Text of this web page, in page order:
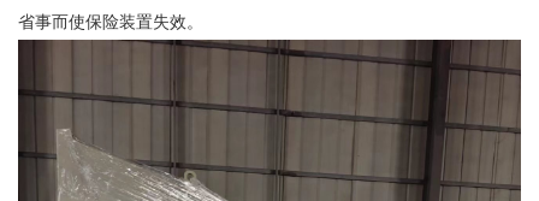
省事而使保险装置失效。